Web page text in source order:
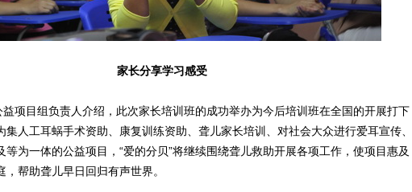
家长分享学习感受
项目组负责人介绍，此次家长培训班的成功举办为今后培训班在全国的开展打下
集人工耳蜗手术资助、康复训练资助、聋儿家长培训、对社会大众进行爱耳宣传、
等为一体的公益项目，“爱的分贝”将继续围绕聋儿救助开展各项工作，使项目惠及
帮助聋儿早日回归有声世界。